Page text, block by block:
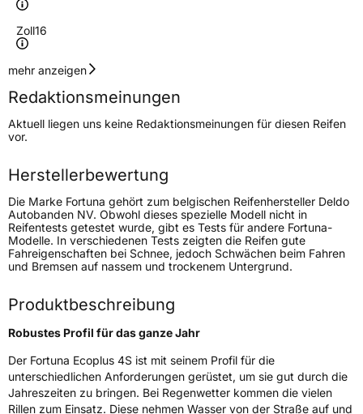
Zoll16
Geschwindigkeitsindex
Höchstgeschwindigkeit
240 km/h
Lastindex88
Höchstlast560 kg
Generelle Merkmale
FahrzeugtypPKW
VerwendungGanzjahresreifen
FahrzeugartPKW & SUV
Weitere Eigenschaften
SchlauchtypTL
mehr anzeigen
Redaktionsmeinungen
Aktuell liegen uns keine Redaktionsmeinungen für diesen Reifen
vor.
Herstellerbewertung
Die Marke Fortuna gehört zum belgischen Reifenhersteller Deldo
Autobanden NV. Obwohl dieses spezielle Modell nicht in
Reifentests getestet wurde, gibt es Tests für andere Fortuna-
Modelle. In verschiedenen Tests zeigten die Reifen gute
Fahreigenschaften bei Schnee, jedoch Schwächen beim Fahren
und Bremsen auf nassem und trockenem Untergrund.
Produktbeschreibung
Robustes Profil für das ganze Jahr
Der Fortuna Ecoplus 4S ist mit seinem Profil für die
unterschiedlichen Anforderungen gerüstet, um sie gut durch die
Jahreszeiten zu bringen. Bei Regenwetter kommen die vielen
Rillen zum Einsatz. Diese nehmen Wasser von der Straße auf und